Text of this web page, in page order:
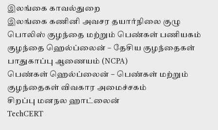
இலங்கை காவல்துறை
இலங்கை கணினி அவசர தயார்நிலை குழு
பொலிஸ் குழந்தை மற்றும் பெண்கள் பணியகம்
குழந்தை ஹெல்ப்லைன் – தேசிய குழந்தைகள்
பாதுகாப்பு ஆணையம் (NCPA)
பெண்கள் ஹெல்ப்லைன் – பெண்கள் மற்றும்
குழந்தைகள் விவகார அமைச்சகம்
சிறப்பு மனநல ஹாட்லைன்
TechCERT